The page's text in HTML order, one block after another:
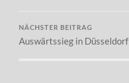
NÄCHSTER BEITRAG
Auswärtssieg in Düsseldorf